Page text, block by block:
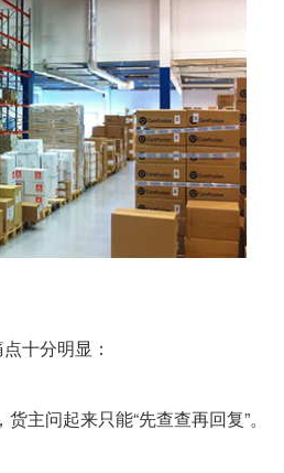
十分明显：
主问起来只能“先查查再回复”。